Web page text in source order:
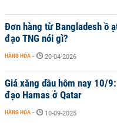
Đơn hàng từ Bangladesh ồ
đạo TNG nói gì?
HÀNG HÓA - 20-04-2026
Giá xăng dầu hôm nay 10/
đạo Hamas ở Qatar
HÀNG HÓA - 10-09-2025